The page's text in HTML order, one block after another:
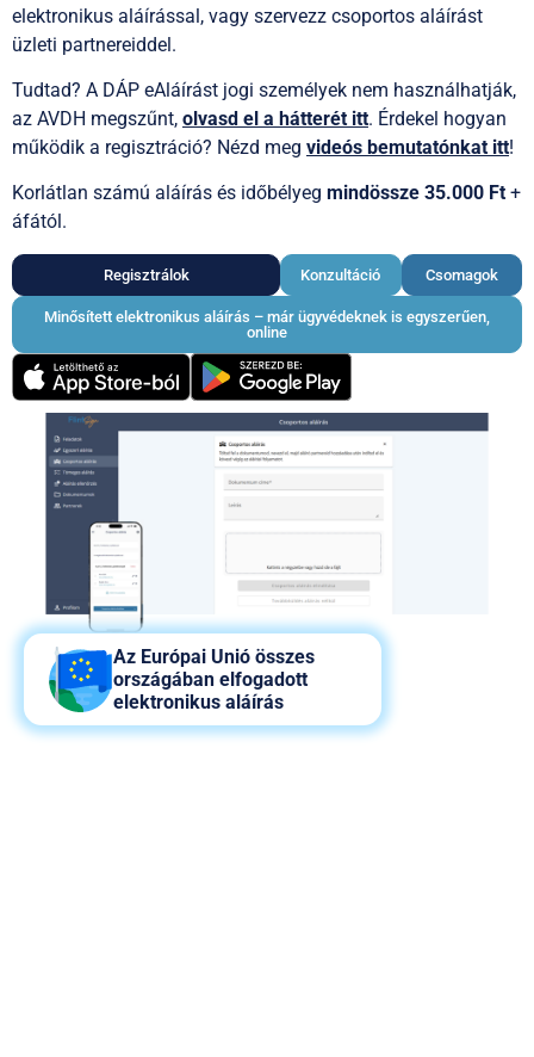
elektronikus aláírással, vagy szervezz csoportos aláírást
üzleti partnereiddel.
Tudtad? A DÁP eAláírást jogi személyek nem használhatják,
az AVDH megszűnt, olvasd el a hátterét itt. Érdekel hogyan
működik a regisztráció? Nézd meg videós bemutatónkat itt!
Korlátlan számú aláírás és időbélyeg mindössze 35.000 Ft +
áfától.
Regisztrálok Konzultáció Csomagok
Minősített elektronikus aláírás – már ügyvédeknek is egyszerűen,
online
Az Európai Unió összes
országában elfogadott
elektronikus aláírás